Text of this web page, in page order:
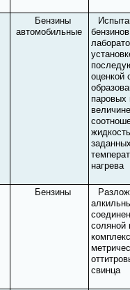
Бензины
автомобильные
оценкой
паровых
нагрева
Бензины
соляной
свинца